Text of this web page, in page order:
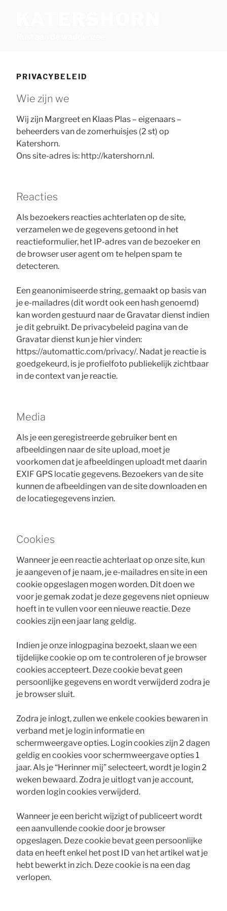
PRIVACYBELEID
Wie zijn we
Wij zijn Margreet en Klaas Plas – eigenaars –
beheerders van de zomerhuisjes (2 st) op
Katershorn.
Ons site-adres is: http://katershorn.nl.
Reacties
Als bezoekers reacties achterlaten op de site,
verzamelen we de gegevens getoond in het
reactieformulier, het IP-adres van de bezoeker en
de browser user agent om te helpen spam te
detecteren.
Een geanonimiseerde string, gemaakt op basis van
je e-mailadres (dit wordt ook een hash genoemd)
kan worden gestuurd naar de Gravatar dienst indien
je dit gebruikt. De privacybeleid pagina van de
Gravatar dienst kun je hier vinden:
https://automattic.com/privacy/. Nadat je reactie is
goedgekeurd, is je profielfoto publiekelijk zichtbaar
in de context van je reactie.
Media
Als je een geregistreerde gebruiker bent en
afbeeldingen naar de site upload, moet je
voorkomen dat je afbeeldingen uploadt met daarin
EXIF GPS locatie gegevens. Bezoekers van de site
kunnen de afbeeldingen van de site downloaden en
de locatiegegevens inzien.
Cookies
Wanneer je een reactie achterlaat op onze site, kun
je aangeven of je naam, je e-mailadres en site in een
cookie opgeslagen mogen worden. Dit doen we
voor je gemak zodat je deze gegevens niet opnieuw
hoeft in te vullen voor een nieuwe reactie. Deze
cookies zijn een jaar lang geldig.
Indien je onze inlogpagina bezoekt, slaan we een
tijdelijke cookie op om te controleren of je browser
cookies accepteert. Deze cookie bevat geen
persoonlijke gegevens en wordt verwijderd zodra je
je browser sluit.
Zodra je inlogt, zullen we enkele cookies bewaren in
verband met je login informatie en
schermweergave opties. Login cookies zijn 2 dagen
geldig en cookies voor schermweergave opties 1
jaar. Als je “Herinner mij” selecteert, wordt je login 2
weken bewaard. Zodra je uitlogt van je account,
worden login cookies verwijderd.
Wanneer je een bericht wijzigt of publiceert wordt
een aanvullende cookie door je browser
opgeslagen. Deze cookie bevat geen persoonlijke
data en heeft enkel het post ID van het artikel wat je
hebt bewerkt in zich. Deze cookie is na een dag
verlopen.